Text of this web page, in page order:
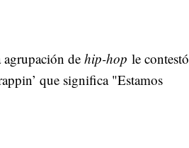
dehip-hop le contestó
que significa "Estamos